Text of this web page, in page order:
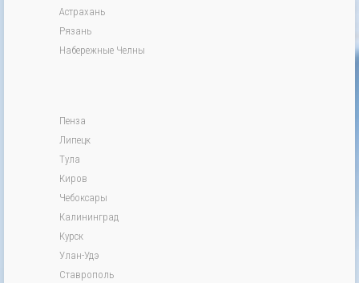
Астрахань
Рязань
Набережные Челны
Пенза
Липецк
Тула
Киров
Чебоксары
Калининград
Курск
Улан-Удэ
Ставрополь